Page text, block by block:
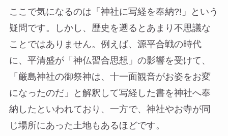
ここで気になるのは「神社に写経を奉納?!」という
疑問です。しかし、歴史を遡るとあまり不思議な
ことではありません。例えば、源平合戦の時代
に、平清盛が「神仏習合思想」の影響を受けて、
「厳島神社の御祭神は、十一面観音がお姿をお変
になったのだ」と解釈して写経した書を神社へ奉
納したといわれており、一方で、神社やお寺が同
じ場所にあった土地もあるほどです。